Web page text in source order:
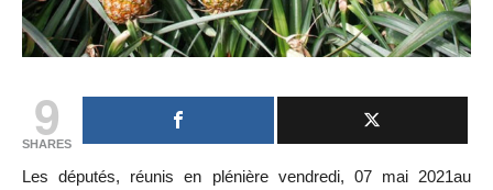
9
SHARES
Les députés, réunis en plénière vendredi, 07 mai 2021au